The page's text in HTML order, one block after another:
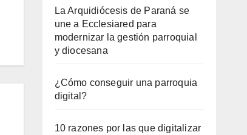
La Arquidiócesis de Paraná se
une a Ecclesiared para
modernizar la gestión parroquial
y diocesana
¿Cómo conseguir una parroquia
digital?
10 razones por las que digitalizar